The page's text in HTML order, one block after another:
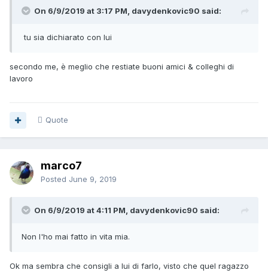
On 6/9/2019 at 3:17 PM, davydenkovic90 said:
tu sia dichiarato con lui
secondo me, è meglio che restiate buoni amici & colleghi di
lavoro
Quote
marco7
Posted June 9, 2019
On 6/9/2019 at 4:11 PM, davydenkovic90 said:
Non l'ho mai fatto in vita mia.
Ok ma sembra che consigli a lui di farlo, visto che quel ragazzo